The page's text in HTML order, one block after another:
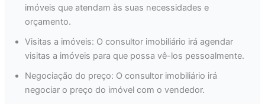
imóveis que atendam às suas necessidades e
orçamento.
Visitas a imóveis: O consultor imobiliário irá agendar
visitas a imóveis para que possa vê-los pessoalmente.
Negociação do preço: O consultor imobiliário irá
negociar o preço do imóvel com o vendedor.